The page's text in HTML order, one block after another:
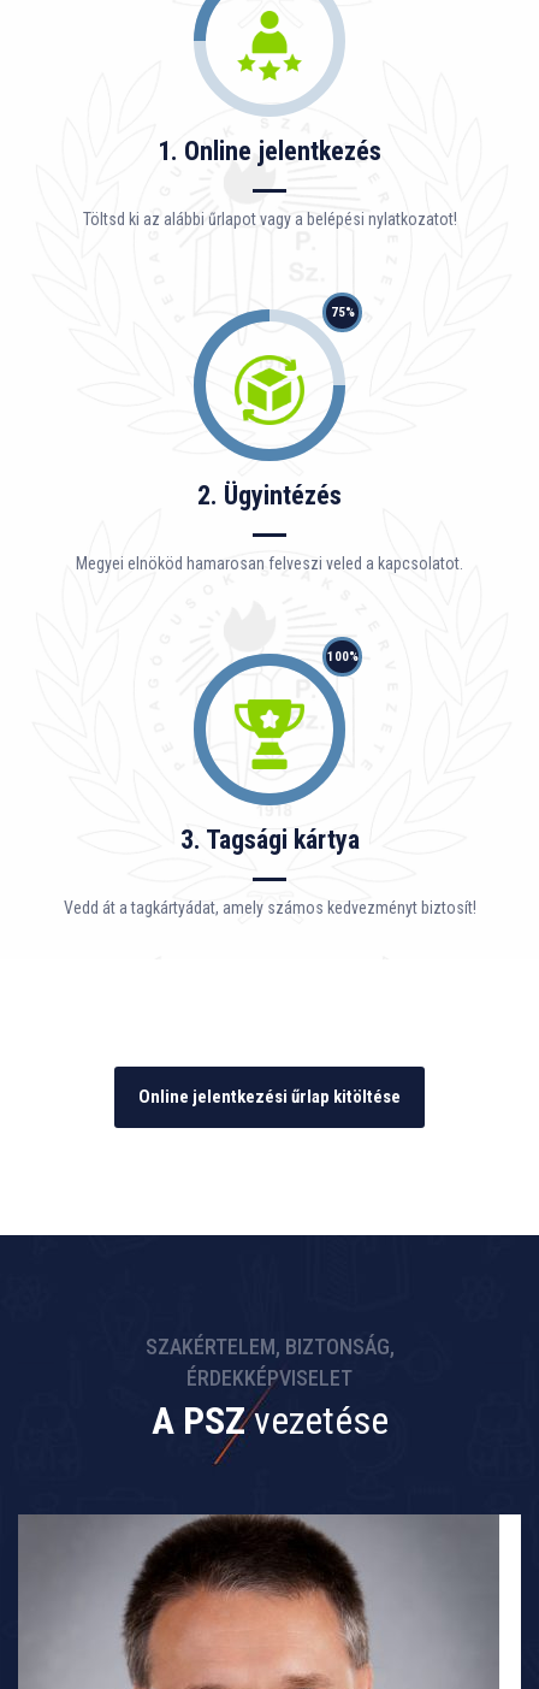
1. Online jelentkezés
Töltsd ki az alábbi űrlapot vagy a belépési nylatkozatot!
75%
2. Ügyintézés
Megyei elnököd hamarosan felveszi veled a kapcsolatot.
100%
3. Tagsági kártya
Vedd át a tagkártyádat, amely számos kedvezményt biztosít!
Online jelentkezési űrlap kitöltése
SZAKÉRTELEM, BIZTONSÁG,
ÉRDEKKÉPVISELET
A PSZvezetése